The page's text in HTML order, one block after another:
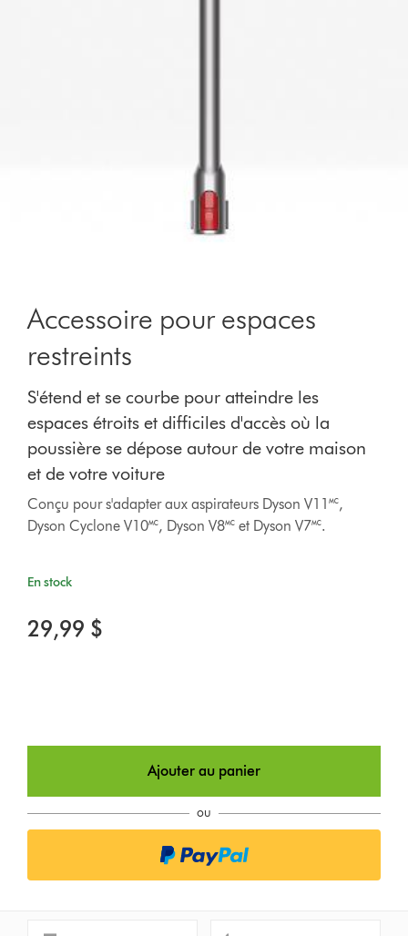
Accessoire pour espaces
restreints
S'étend et se courbe pour atteindre les
espaces étroits et difficiles d'accès où la
poussière se dépose autour de votre maison
et de votre voiture
Conçu pour s'adapter aux aspirateurs Dyson V11🅪,
Dyson Cyclone V10🅪, Dyson V8🅪 et Dyson V7🅪.
En stock
29,99 $
Ajouter au panier
ou